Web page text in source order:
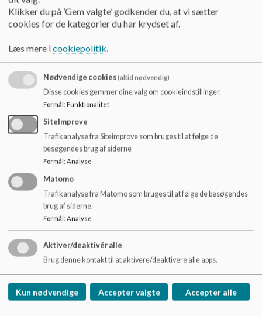
ressourcer og særlige pædagogiske tiltag.
Alle elever profiterer af NEST tilgangen.
Vi har en vision:
Vi medvirker til at danne mennesker, der kan være sociale og
få fællesskaber til at fungere.
Værdier skal praktiseres – Vi gør det vi siger!
Vi tror på involvering og frisætning indenfor et værdisæt.
Vore værdier er:
Trivsel som overordnet værdi. Herudover glæde,
ansvarlighed og den anerkendende tilgang.
Med den viden der p.t. er tilgængelig har vi valgt at satse på
nogle udvalgte indsatsområder over en 3-4 årig periode.
I denne periode har vi opbygget / og vil løbende udbygge:
Profilområder:
Klikker du på ’Gem valgte’ godkender du, at vi sætter
cookies for de kategorier du har krydset af.
Læs mere icookiepolitik.
Nødvendige cookies(altid nødvendig)
Disse cookies gemmer dine valg om cookieindstillinger.
Formål: Funktionalitet
SiteImprove
Trafikanalyse fra Siteimprove som bruges til at følge de
besøgendes brug af siderne
Formål : Analyse
Matomo
Trafikanalyse fra Matomo som bruges til at følge de besøgendes
brug af siderne.
Formål: Analyse
Aktiver/deaktivér alle
Brug denne kontakt til at aktivere/deaktivere alle apps.
Kun nødvendige Accepter valgte Accepter alle